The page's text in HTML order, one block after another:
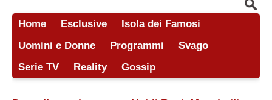
Home Esclusive
Isola dei Famosi
Uomini e Donne
Programmi
Svago
Serie TV
Reality Gossip